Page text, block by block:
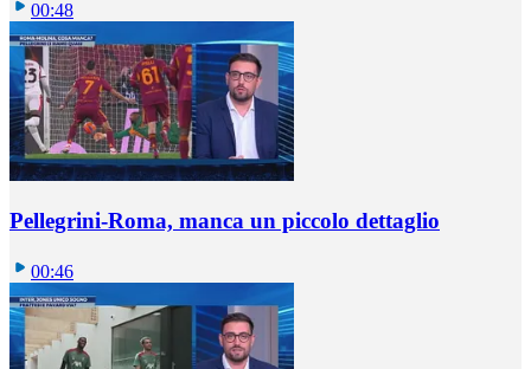
00:48
Pellegrini-Roma, manca un piccolo dettaglio
00:46